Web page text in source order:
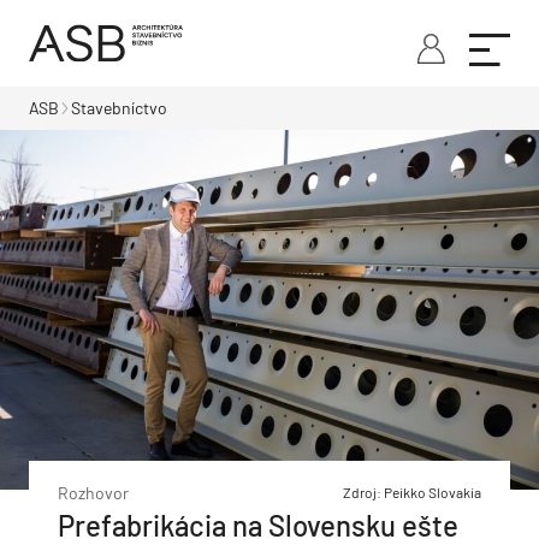
ASB Stavebníctvo
Rozhovor Zdroj: Peikko Slovakia
Prefabrikácia na Slovensku ešte